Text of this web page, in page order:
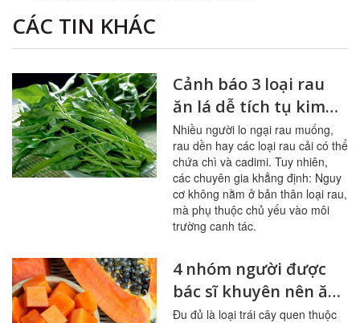
CÁC TIN KHÁC
Cảnh báo 3 loại rau
ăn lá dễ tích tụ kim
loại nặng
Nhiều người lo ngại rau muống,
rau dền hay các loại rau cải có thể
chứa chì và cadimi. Tuy nhiên,
các chuyên gia khẳng định: Nguy
cơ không nằm ở bản thân loại rau,
mà phụ thuộc chủ yếu vào môi
trường canh tác.
4 nhóm người được
bác sĩ khuyên nên ăn
đu đủ thường xuyên
Đu đủ là loại trái cây quen thuộc